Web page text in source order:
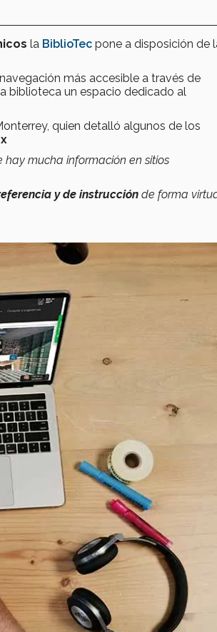
la BiblioTec pone a disposición de
más accesible a través de
biblioteca un espacio dedicado al
quien detalló algunos de los
hay mucha información en sitios
y de instrucción de forma